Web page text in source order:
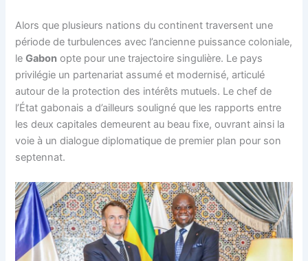
Alors que plusieurs nations du continent traversent une
période de turbulences avec l’ancienne puissance coloniale,
leGabon opte pour une trajectoire singulière. Le pays
privilégie un partenariat assumé et modernisé, articulé
autour de la protection des intérêts mutuels. Le chef de
l’État gabonais a d’ailleurs souligné que les rapports entre
les deux capitales demeurent au beau fixe, ouvrant ainsi la
voie à un dialogue diplomatique de premier plan pour son
septennat.